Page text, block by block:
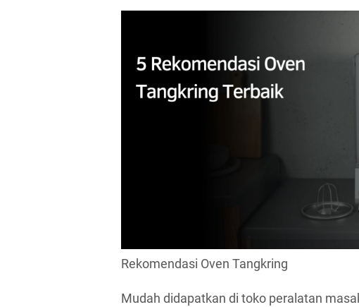
Rekomendasi Oven Tangkring
Mudah didapatkan di toko peralatan